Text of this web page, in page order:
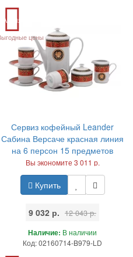
Акция
цены
Сервиз кофейный Leander
Сабина Версаче красная линия
на 6 персон 15 предметов
Вы экономите 3 011 р.
Купить
9 032 р. 12 043 р.
Наличие: В наличии
Код: 02160714-B979-LD